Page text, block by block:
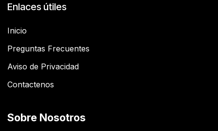
Enlaces útiles
Inicio
Preguntas Frecuentes
Aviso de Privacidad
Contactenos
Sobre Nosotros